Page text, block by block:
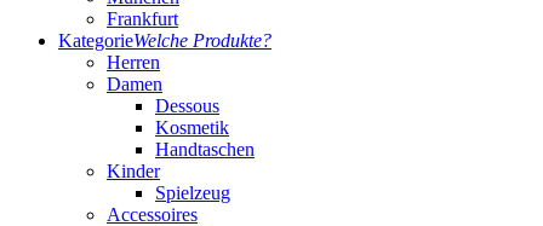
Frankfurt
KategorieWelche Produkte?
Herren
Damen
Dessous
Kosmetik
Handtaschen
Kinder
Spielzeug
Accessoires